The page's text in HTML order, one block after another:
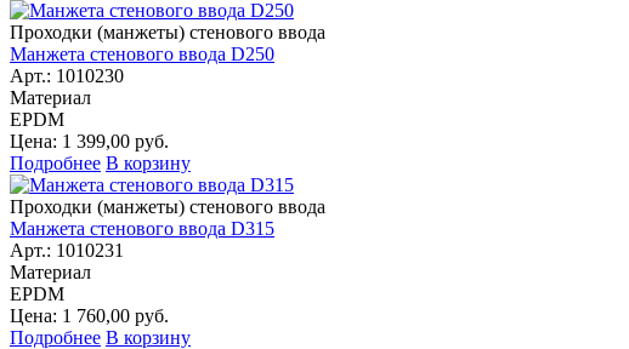
Проходки (манжеты) стенового ввода
Манжета стенового ввода D250
Арт.: 1010230
Материал
EPDM
Цена: 1 399,00 руб.
Подробнее В корзину
Проходки (манжеты) стенового ввода
Манжета стенового ввода D315
Арт.: 1010231
Материал
EPDM
Цена: 1 760,00 руб.
Подробнее В корзину